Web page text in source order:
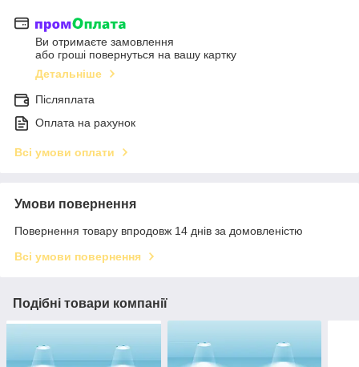
Ви отримаєте замовлення
або гроші повернуться на вашу картку
Детальніше
Післяплата
Оплата на рахунок
Всі умови оплати
Умови повернення
Повернення товару впродовж 14 днів за домовленістю
Всі умови повернення
Подібні товари компанії